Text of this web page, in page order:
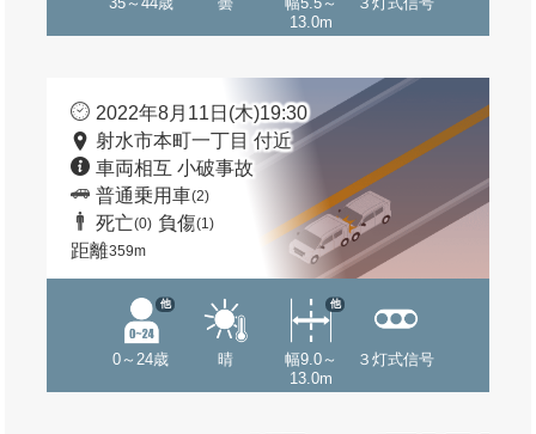
13.0m
2022年8月11日(木)19:30
射水市本町一丁目 付近
車両相互 小破事故
普通乗用車(2)
死亡(0) 負傷(1)
距離359m
0～24歳
他
晴
幅9.0～
13.0m
他
３灯式信号